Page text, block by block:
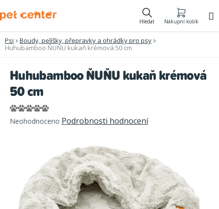
na
Hledat Nákupní košík
Psi
Boudy, pelíšky, přepravky a ohrádky pro psy
Huhubamboo ŇUŇU kukaň krémová 50 cm
Huhubamboo ŇUŇU kukaň krémová
50 cm
Průměrné
hodnocení
hvězdiček.
Neohodnoceno Podrobnosti hodnocení